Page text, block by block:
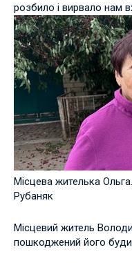
розбило і вирвало нам
Місцева жителька
Рубаняк
Місцевий житель
пошкоджений його